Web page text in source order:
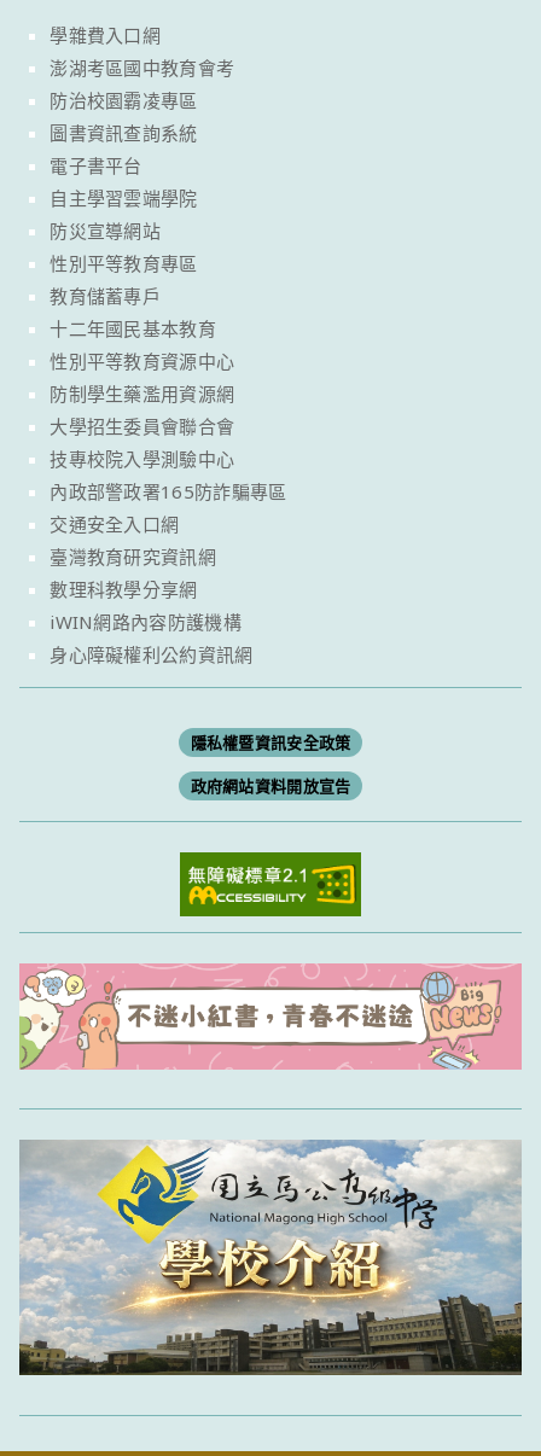
學雜費入口網
澎湖考區國中教育會考
防治校園霸凌專區
圖書資訊查詢系統
電子書平台
自主學習雲端學院
防災宣導網站
性別平等教育專區
教育儲蓄專戶
十二年國民基本教育
性別平等教育資源中心
防制學生藥濫用資源網
大學招生委員會聯合會
技專校院入學測驗中心
內政部警政署165防詐騙專區
交通安全入口網
臺灣教育研究資訊網
數理科教學分享網
iWIN網路內容防護機構
身心障礙權利公約資訊網
隱私權暨資訊安全政策
政府網站資料開放宣告